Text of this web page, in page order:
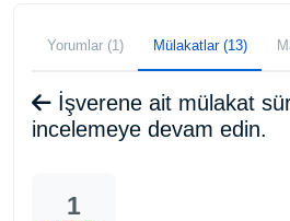
Yorumlar (1) Mülakatlar (13)
İşverene ait mülakat
incelemeye devam edin.
1